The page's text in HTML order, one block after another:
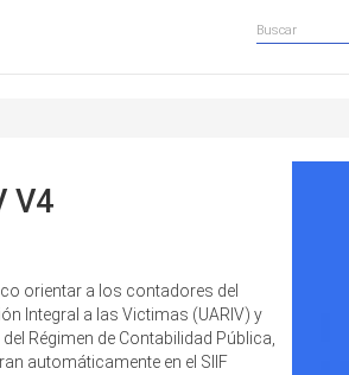
de
V4
orientar a los contadores del
Integral a las Victimas (UARIV) y
Régimen de Contabilidad Pública,
automáticamente en el SIIF